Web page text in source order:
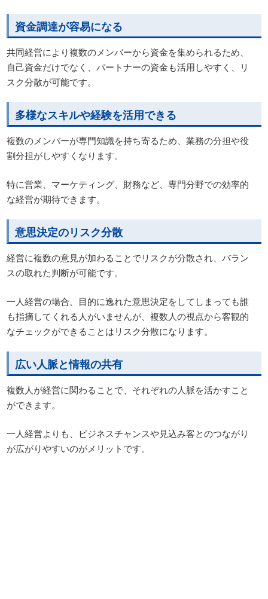
資金調達が容易になる
共同経営により複数のメンバーから資金を集められるため、
自己資金だけでなく、パートナーの資金も活用しやすく、リ
スク分散が可能です。
多様なスキルや経験を活用できる
複数のメンバーが専門知識を持ち寄るため、業務の分担や役
割分担がしやすくなります。
特に営業、マーケティング、財務など、専門分野での効率的
な経営が期待できます。
意思決定のリスク分散
経営に複数の意見が加わることでリスクが分散され、バラン
スの取れた判断が可能です。
一人経営の場合、目的に逸れた意思決定をしてしまっても誰
も指摘してくれる人がいませんが、複数人の視点から客観的
なチェックができることはリスク分散になります。
広い人脈と情報の共有
複数人が経営に関わることで、それぞれの人脈を活かすこと
ができます。
一人経営よりも、ビジネスチャンスや見込み客とのつながり
が広がりやすいのがメリットです。